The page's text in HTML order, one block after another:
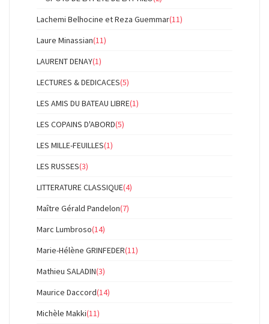
Lachemi Belhocine et Reza Guemmar(11)
Laure Minassian(11)
LAURENT DENAY(1)
LECTURES & DEDICACES(5)
LES AMIS DU BATEAU LIBRE(1)
LES COPAINS D'ABORD(5)
LES MILLE-FEUILLES(1)
LES RUSSES(3)
LITTERATURE CLASSIQUE(4)
Maître Gérald Pandelon(7)
Marc Lumbroso(14)
Marie-Hélène GRINFEDER(11)
Mathieu SALADIN(3)
Maurice Daccord(14)
Michèle Makki(11)